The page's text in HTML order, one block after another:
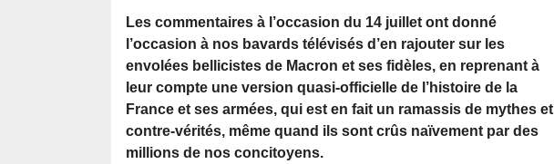
Les commentaires à l’occasion du 14 juillet ont donné
l’occasion à nos bavards télévisés d’en rajouter sur les
envolées bellicistes de Macron et ses fidèles, en reprenant à
leur compte une version quasi-officielle de l’histoire de la
France et ses armées, qui est en fait un ramassis de mythes et
contre-vérités, même quand ils sont crûs naïvement par des
millions de nos concitoyens.